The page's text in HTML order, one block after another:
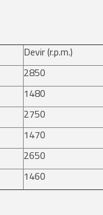
Devir (r.p.m.)
2850
1480
2750
1470
2650
1460